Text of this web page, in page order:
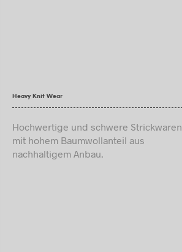
Heavy Knit Wear
Hochwertige und schwere Strickwaren
mit hohem Baumwollanteil aus
nachhaltigem Anbau.